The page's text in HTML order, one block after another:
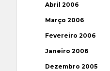
Abril 2006
Março 2006
Fevereiro 2006
Janeiro 2006
Dezembro 2005